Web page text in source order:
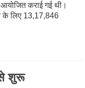
कराई गई थी।
के लिए 13,17,846
से शुरू